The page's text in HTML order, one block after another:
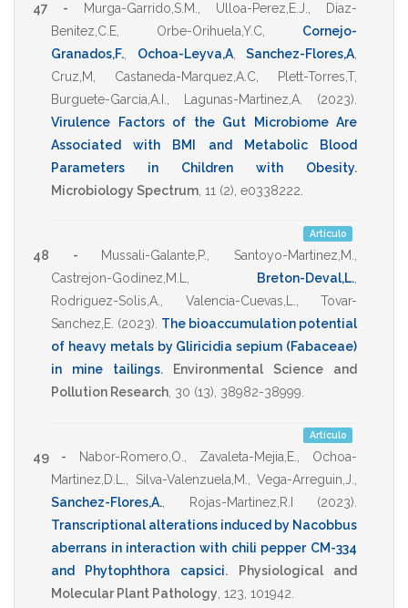
47 - Murga-Garrido,S.M. Ulloa-Perez,E.J.
Diaz-
Benitez,C.E
Orbe-Orihuela,Y.C
Cornejo-
Granados,F.
Ochoa-Leyva,A, Sanchez-Flores,A
Cruz,M
Castaneda-Marquez,A.C Plett-Torres,T,
Burguete-Garcia,A.I.
Lagunas-Martinez,A. (2023)
Virulence Factors of the Gut Microbiome Are
Associated with BMI and Metabolic Blood
Parameters in Children with Obesity.
Microbiology Spectrum 11 (2), e0338222
Artículo
48 - Mussali-Galante,P. Santoyo-Martinez,M.
Castrejon-Godinez,M.L
Breton-Deval,L.
Rodriguez-Solis,A.
Valencia-Cuevas,L.
Tovar-
Sanchez,E. (2023) The bioaccumulation potential
of heavy metals by Gliricidia sepium (Fabaceae)
in mine tailings.
Environmental Science and
Pollution Research 30 (13), 38982-38999
Artículo
49 - Nabor-Romero,O. Zavaleta-Mejia,E.
Ochoa-
Martinez,D.L.
Silva-Valenzuela,M. Vega-Arreguin,J.
Sanchez-Flores,A.
Rojas-Martinez,R.I (2023)
Transcriptional alterations induced by Nacobbus
aberrans in interaction with chili pepper CM-334
and Phytophthora capsici.
Physiological and
Molecular Plant Pathology 123 101942